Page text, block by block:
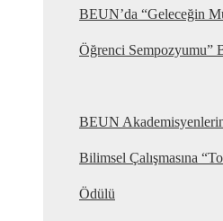
BEUN’da “Geleceğin
Öğrenci Sempozyumu”
BEUN
Bilimsel Çalışmasına
Ödülü